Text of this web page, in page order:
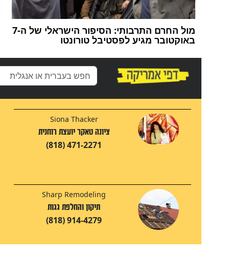
מול החרם התרבותי: הסיפור הישראלי של ה-7
באוקטובר מגיע לפסטיבל טורונטו
Siona Thacker
ציונה טאקר יועצת רוחנית
(818) 471-2271
Sharp Remodeling
תיקון והחלפת גגות
(818) 914-4279